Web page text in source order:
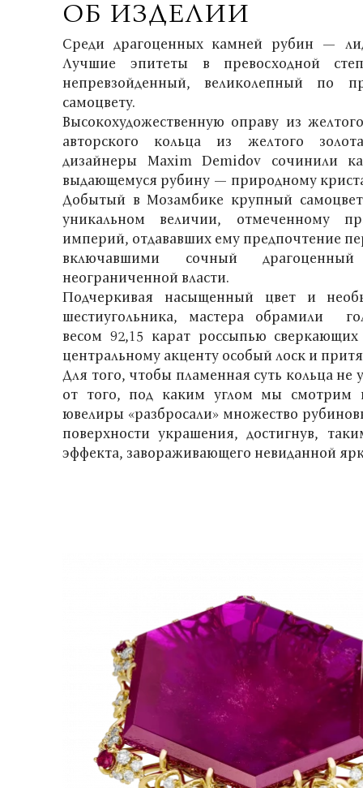
ОБ ИЗДЕЛИИ
Среди драгоценных камней рубин —
Лучшие эпитеты в превосходной
непревзойденный, великолепный по
самоцвету.
Высокохудожественную оправу из
авторского кольца из желтого
дизайнеры Maxim Demidov сочинили
выдающемуся рубину — природному
Добытый в Мозамбике крупный
уникальном величии, отмеченному
империй, отдававших ему предпочтение
включавшими сочный
неограниченной власти.
Подчеркивая насыщенный цвет и
шестиугольника, мастера обрамили
весом 92,15 карат россыпью
центральному акценту особый лоск и
Для того, чтобы пламенная суть кольца не
от того, под каким углом мы смотрим
ювелиры «разбросали» множество
поверхности украшения, достигнув,
эффекта, завораживающего невиданной